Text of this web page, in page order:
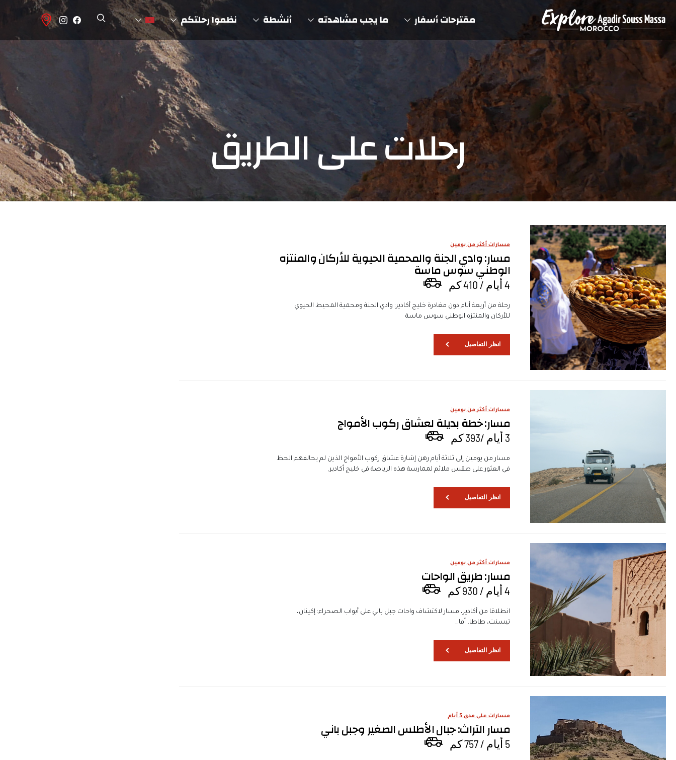
مقترحات أسفار ما يجب مشاهدته أنشطة نظموا رحلتكم
رحلات على الطريق
مسارات أكثر من يومين
مسار: وادي الجنة والمحمية الحيوية للأركان والمنتزه
الوطني سوس ماسة
4 أيام / 410 كم
رحلة من أربعة أيام دون مغادرة خليج أكادير: وادي الجنة ومحمية المحيط الحيوي
للأركان والمنتزه الوطني سوس ماسة
انظر التفاصيل
مسارات أكثر من يومين
مسار: خطة بديلة لعشاق ركوب الأمواج
3 أيام /393 كم
مسار من يومين إلى ثلاثة أيام رهن إشارة عشاق ركوب الأمواج الذين لم يحالفهم الحظ
في العثور على طقس ملائم لممارسة هذه الرياضة في خليج أكادير.
انظر التفاصيل
مسارات أكثر من يومين
مسار: طريق الواحات
4 أيام / 930 كم
انطلاقا من أكادير، مسار لاكتشاف واحات جبل باني على أبواب الصحراء: إكينان،
تيسنت، طاطا، أقا…
انظر التفاصيل
مسارات على مدى 5 أيام
مسار التراث: جبال الأطلس الصغير وجبل باني
5 أيام / 757 كم